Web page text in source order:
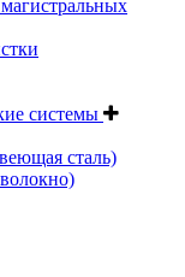
системы
сталь)